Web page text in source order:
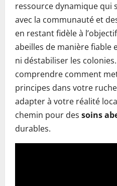
ressource dynamique qui
avec la communauté et
en restant fidèle à
abeilles de manière fiable
ni déstabiliser les
comprendre comment
principes dans votre
adapter à votre réalité
chemin pour des soins
durables.